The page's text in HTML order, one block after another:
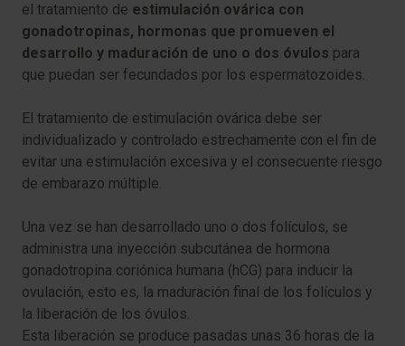
el tratamiento de estimulación ovárica con
gonadotropinas, hormonas que promueven el
desarrollo y maduración de uno o dos óvulos para
que puedan ser fecundados por los espermatozoides.
El tratamiento de estimulación ovárica debe ser
individualizado y controlado estrechamente con el fin de
evitar una estimulación excesiva y el consecuente riesgo
de embarazo múltiple.
Una vez se han desarrollado uno o dos folículos, se
administra una inyección subcutánea de hormona
gonadotropina coriónica humana (hCG) para inducir la
ovulación, esto es, la maduración final de los folículos y
la liberación de los óvulos.
Esta liberación se produce pasadas unas 36 horas de la